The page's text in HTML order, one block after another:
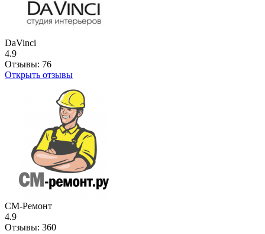
DaVinci
4.9
Отзывы: 76
Открыть отзывы
СМ-Ремонт
4.9
Отзывы: 360